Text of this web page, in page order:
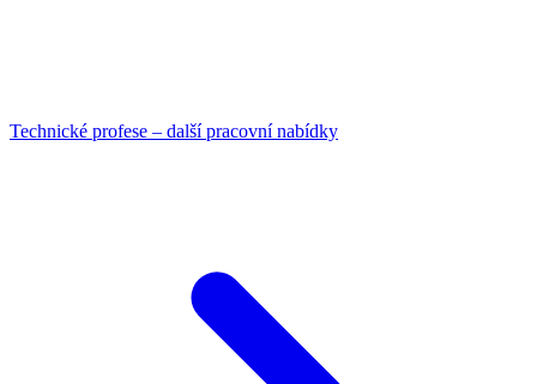
Technické profese – další pracovní nabídky